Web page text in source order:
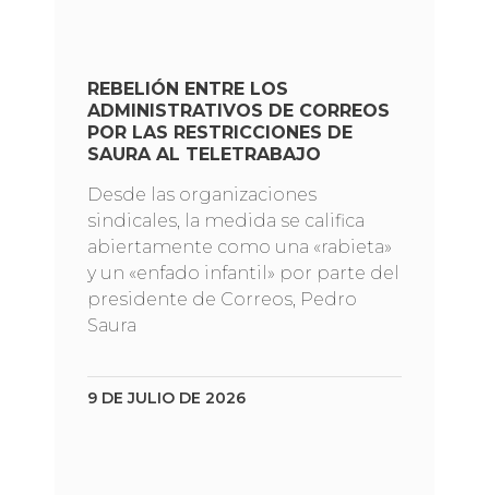
REBELIÓN ENTRE LOS
ADMINISTRATIVOS DE CORREOS
POR LAS RESTRICCIONES DE
SAURA AL TELETRABAJO
Desde las organizaciones
sindicales, la medida se califica
abiertamente como una «rabieta»
y un «enfado infantil» por parte del
presidente de Correos, Pedro
Saura
9 DE JULIO DE 2026